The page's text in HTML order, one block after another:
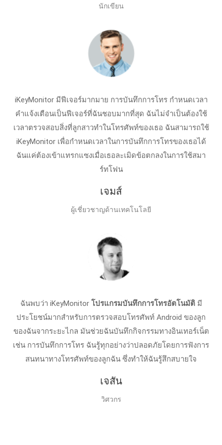
นักเขียน
iKeyMonitor มีฟีเจอร์มากมาย การบันทึกการโทร กำหนดเวลา
คำแจ้งเตือนเป็นฟีเจอร์ที่ฉันชอบมากที่สุด ฉันไม่จำเป็นต้องใช้
เวลาตรวจสอบสิ่งที่ลูกสาวทำในโทรศัพท์ของเธอ ฉันสามารถใช้
iKeyMonitor เพื่อกำหนดเวลาในการบันทึกการโทรของเธอได้
ฉันแค่ต้องเข้าแทรกแซงเมื่อเธอละเมิดข้อตกลงในการใช้สมา
ร์ทโฟน
เจมส์
ผู้เชี่ยวชาญด้านเทคโนโลยี
ฉันพบว่า iKeyMonitor โปรแกรมบันทึกการโทรอัตโนมัติมี
ประโยชน์มากสำหรับการตรวจสอบโทรศัพท์ Android ของลูก
ของฉันจากระยะไกล มันช่วยฉันบันทึกกิจกรรมทางอินเทอร์เน็ต
เช่น การบันทึกการโทร ฉันรู้ทุกอย่างว่าปลอดภัยโดยการฟังการ
สนทนาทางโทรศัพท์ของลูกฉัน ซึ่งทำให้ฉันรู้สึกสบายใจ
เจสัน
วิศวกร